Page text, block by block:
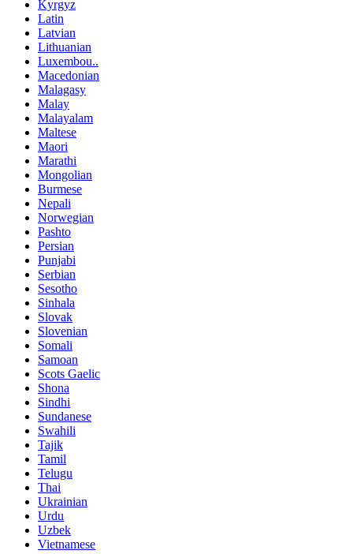
Kyrgyz
Latin
Latvian
Lithuanian
Luxembou..
Macedonian
Malagasy
Malay
Malayalam
Maltese
Maori
Marathi
Mongolian
Burmese
Nepali
Norwegian
Pashto
Persian
Punjabi
Serbian
Sesotho
Sinhala
Slovak
Slovenian
Somali
Samoan
Scots Gaelic
Shona
Sindhi
Sundanese
Swahili
Tajik
Tamil
Telugu
Thai
Ukrainian
Urdu
Uzbek
Vietnamese